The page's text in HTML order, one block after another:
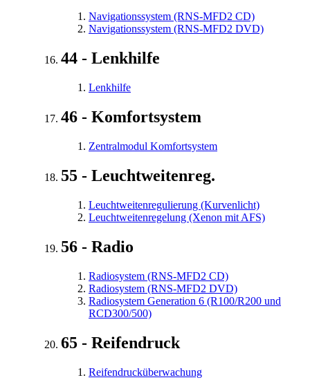
Navigationssystem (RNS-MFD2 CD)
Navigationssystem (RNS-MFD2 DVD)
44 - Lenkhilfe
Lenkhilfe
46 - Komfortsystem
Zentralmodul Komfortsystem
55 - Leuchtweitenreg.
Leuchtweitenregulierung (Kurvenlicht)
Leuchtweitenregelung (Xenon mit AFS)
56 - Radio
Radiosystem (RNS-MFD2 CD)
Radiosystem (RNS-MFD2 DVD)
Radiosystem Generation 6 (R100/R200 und
RCD300/500)
65 - Reifendruck
Reifendrucküberwachung